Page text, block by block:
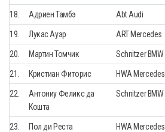
18. Адриен Тамбэ Abt Audi
19. Лукас Ауэр ART Mercedes
20. Мартин Томчик Schnitzer BMW
21. Кристиан Фиторис HWA Mercedes
22.
Антониу Феликс да
Кошта
Schnitzer BMW
23. Пол ди Реста HWA Mercedes